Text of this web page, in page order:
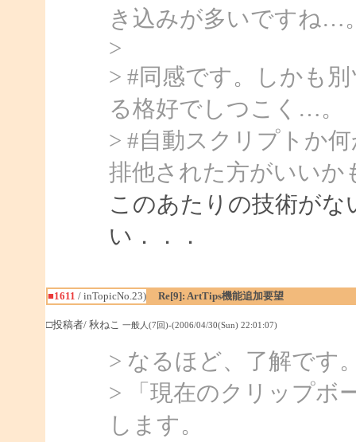
き込みが多いですね…
>
> #同感です。しかも
る格好でしつこく…。
> #自動スクリプトか
排他された方がいいか
このあたりの技術が
い．．．
■1611 / inTopicNo.23) Re[9]: ArtTips機能追加要望
□投稿者/ 秋ねこ 一般人(7回)-(2006/04/30(Sun) 22:01:07)
> なるほど、了解です
> 「現在のクリップボ
します。